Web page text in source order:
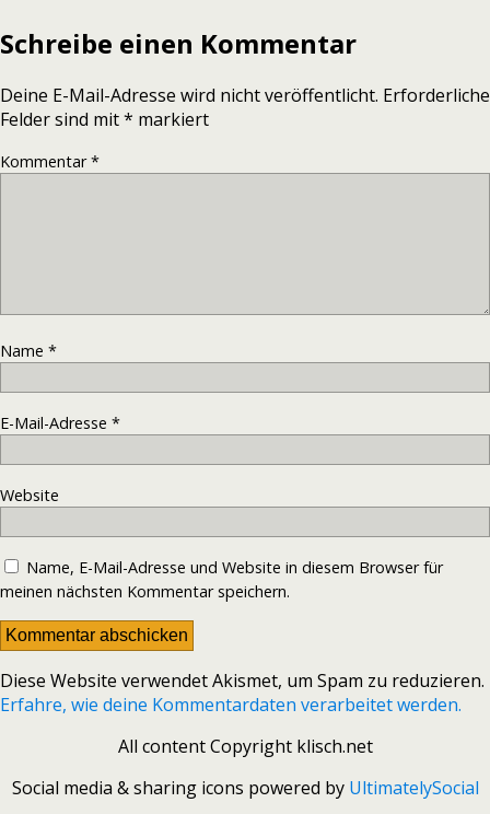
Schreibe einen Kommentar
Deine E-Mail-Adresse wird nicht veröffentlicht. Erforderliche
Felder sind mit* markiert
Kommentar*
Name *
E-Mail-Adresse *
Website
Name, E-Mail-Adresse und Website in diesem Browser für
meinen nächsten Kommentar speichern.
Diese Website verwendet Akismet, um Spam zu reduzieren.
Erfahre, wie deine Kommentardaten verarbeitet werden.
All content Copyright klisch.net
Social media & sharing icons powered by UltimatelySocial